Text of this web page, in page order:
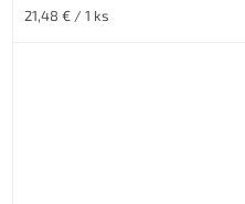
Jednotková
21,48 € / 1 ks